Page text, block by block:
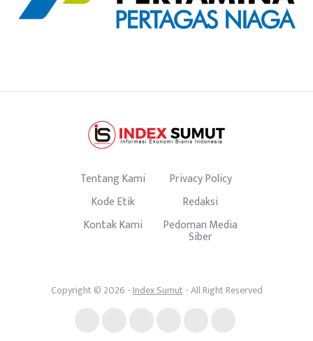
Tentang Kami
Privacy Policy
Kode Etik
Redaksi
Kontak Kami
Pedoman Media
Siber
Copyright © 2026 -Index Sumut- All Right Reserved